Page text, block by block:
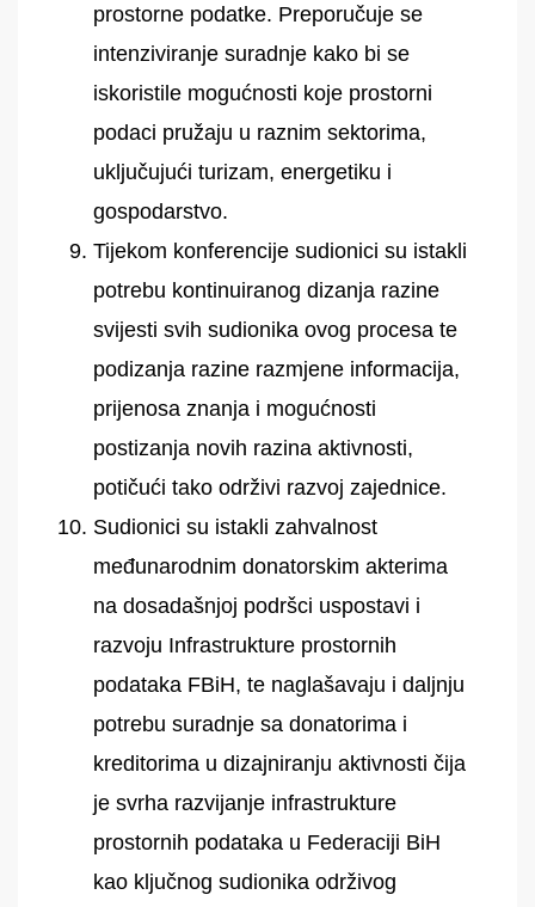
prostorne podatke. Preporučuje se
intenziviranje suradnje kako bi se
iskoristile mogućnosti koje prostorni
podaci pružaju u raznim sektorima,
uključujući turizam, energetiku i
gospodarstvo.
Tijekom konferencije sudionici su istakli
potrebu kontinuiranog dizanja razine
svijesti svih sudionika ovog procesa te
podizanja razine razmjene informacija,
prijenosa znanja i mogućnosti
postizanja novih razina aktivnosti,
potičući tako održivi razvoj zajednice.
Sudionici su istakli zahvalnost
međunarodnim donatorskim akterima
na dosadašnjoj podršci uspostavi i
razvoju Infrastrukture prostornih
podataka FBiH, te naglašavaju i daljnju
potrebu suradnje sa donatorima i
kreditorima u dizajniranju aktivnosti čija
je svrha razvijanje infrastrukture
prostornih podataka u Federaciji BiH
kao ključnog sudionika održivog